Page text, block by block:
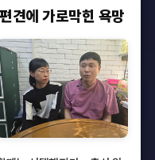
편견에 가로막힌 욕망